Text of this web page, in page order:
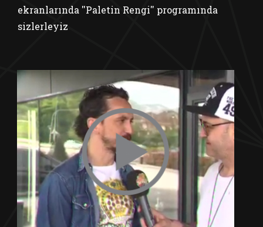
ekranlarında ''Paletin Rengi'' programında
sizlerleyiz